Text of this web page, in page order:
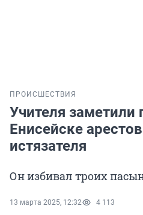
ПРОИСШЕСТВИЯ
Учителя заметили
Енисейске
истязателя
Он избивал троих
13 марта 2025, 12:32 4 113